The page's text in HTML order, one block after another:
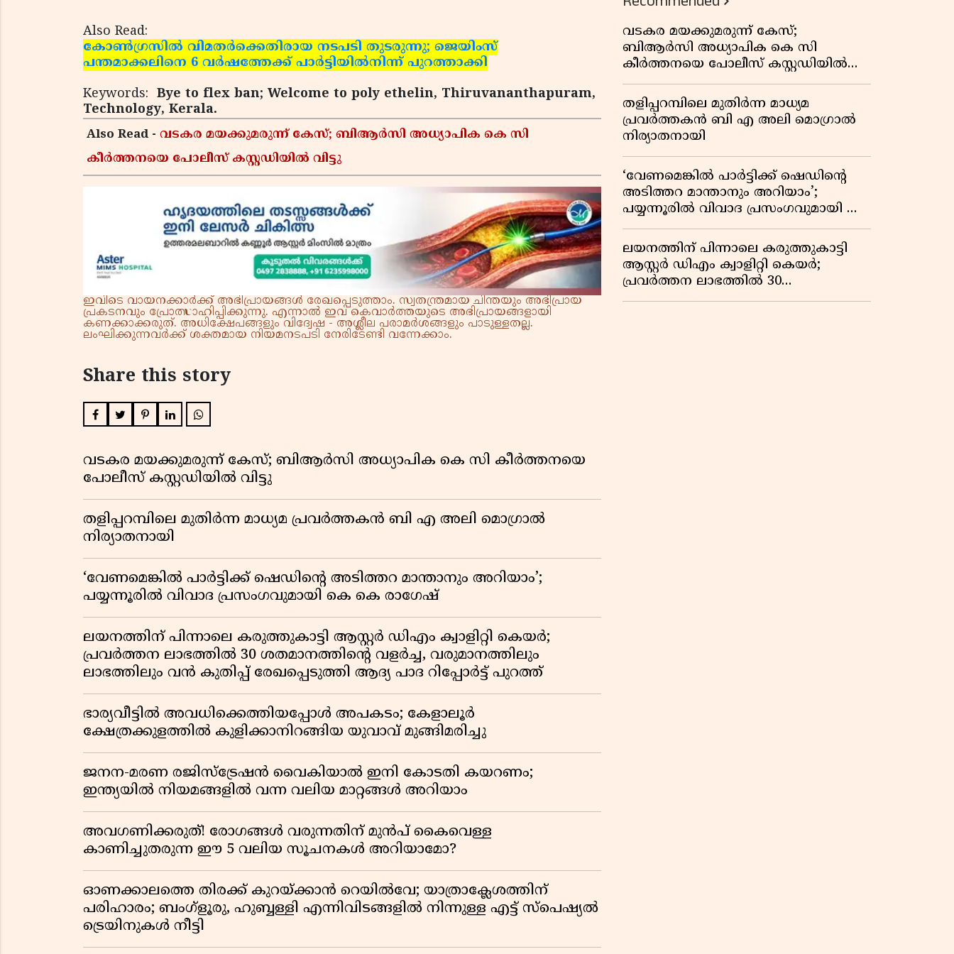
Also Read:
കോണ്‍ഗ്രസില്‍ വിമതര്‍ക്കെതിരായ നടപടി തുടരുന്നു; ജെയിംസ്
പന്തമാക്കലിനെ 6 വര്‍ഷത്തേക്ക് പാര്‍ട്ടിയില്‍നിന്ന് പുറത്താക്കി
Keywords: Bye to flex ban; Welcome to poly ethelin, Thiruvananthapuram,
Technology, Kerala.
Also Read - വടകര മയക്കുമരുന്ന് കേസ്; ബിആർസി അധ്യാപിക കെ സി
കീർത്തനയെ പോലീസ് കസ്റ്റഡിയിൽ വിട്ടു
ഇവിടെ വായനക്കാർക്ക് അഭിപ്രായങ്ങൾ രേഖപ്പെടുത്താം. സ്വതന്ത്രമായ ചിന്തയും അഭിപ്രായ
പ്രകടനവും പ്രോത്സാഹിപ്പിക്കുന്നു. എന്നാൽ ഇവ കെവാർത്തയുടെ അഭിപ്രായങ്ങളായി
കണക്കാക്കരുത്. അധിക്ഷേപങ്ങളും വിദ്വേഷ - അശ്ലീല പരാമർശങ്ങളും പാടുള്ളതല്ല.
ലംഘിക്കുന്നവർക്ക് ശക്തമായ നിയമനടപടി നേരിടേണ്ടി വന്നേക്കാം.
Share this story
വടകര മയക്കുമരുന്ന് കേസ്; ബിആർസി അധ്യാപിക കെ സി കീർത്തനയെ
പോലീസ് കസ്റ്റഡിയിൽ വിട്ടു
തളിപ്പറമ്പിലെ മുതിർന്ന മാധ്യമ പ്രവർത്തകൻ ബി എ അലി മൊഗ്രാൽ
നിര്യാതനായി
‘വേണമെങ്കിൽ പാർട്ടിക്ക് ഷെഡിൻ്റെ അടിത്തറ മാന്താനും അറിയാം’;
പയ്യന്നൂരിൽ വിവാദ പ്രസംഗവുമായി കെ കെ രാഗേഷ്
ലയനത്തിന് പിന്നാലെ കരുത്തുകാട്ടി ആസ്റ്റർ ഡിഎം ക്വാളിറ്റി കെയർ;
പ്രവർത്തന ലാഭത്തിൽ 30 ശതമാനത്തിൻ്റെ വളർച്ച, വരുമാനത്തിലും
ലാഭത്തിലും വൻ കുതിപ്പ് രേഖപ്പെടുത്തി ആദ്യ പാദ റിപ്പോർട്ട് പുറത്ത്
ഭാര്യവീട്ടിൽ അവധിക്കെത്തിയപ്പോൾ അപകടം; കേളാലൂർ
ക്ഷേത്രക്കുളത്തിൽ കുളിക്കാനിറങ്ങിയ യുവാവ് മുങ്ങിമരിച്ചു
ജനന-മരണ രജിസ്ട്രേഷൻ വൈകിയാൽ ഇനി കോടതി കയറണം;
ഇന്ത്യയിൽ നിയമങ്ങളിൽ വന്ന വലിയ മാറ്റങ്ങൾ അറിയാം
അവഗണിക്കരുത്! രോഗങ്ങൾ വരുന്നതിന് മുൻപ് കൈവെള്ള
കാണിച്ചുതരുന്ന ഈ 5 വലിയ സൂചനകൾ അറിയാമോ?
ഓണക്കാലത്തെ തിരക്ക് കുറയ്ക്കാൻ റെയിൽവേ; യാത്രാക്ലേശത്തിന്
പരിഹാരം; ബംഗ്ളൂരു, ഹുബ്ബള്ളി എന്നിവിടങ്ങളിൽ നിന്നുള്ള എട്ട് സ്പെഷ്യൽ
ട്രെയിനുകൾ നീട്ടി
കുതിപ്പ് രേഖപ്പെടുത്തി ആദ്യ പാദ
റിപ്പോർട്ട് പുറത്ത്
വടകര മയക്കുമരുന്ന് കേസ്;
ബിആർസി അധ്യാപിക കെ സി
കീർത്തനയെ പോലീസ് കസ്റ്റഡിയിൽ
വിട്ടു
തളിപ്പറമ്പിലെ മുതിർന്ന മാധ്യമ
പ്രവർത്തകൻ ബി എ അലി മൊഗ്രാൽ
നിര്യാതനായി
‘വേണമെങ്കിൽ പാർട്ടിക്ക് ഷെഡിൻ്റെ
അടിത്തറ മാന്താനും അറിയാം’;
പയ്യന്നൂരിൽ വിവാദ പ്രസംഗവുമായി കെ
കെ രാഗേഷ്
ലയനത്തിന് പിന്നാലെ കരുത്തുകാട്ടി
ആസ്റ്റർ ഡിഎം ക്വാളിറ്റി കെയർ;
പ്രവർത്തന ലാഭത്തിൽ 30
ശതമാനത്തിൻ്റെ വളർച്ച,